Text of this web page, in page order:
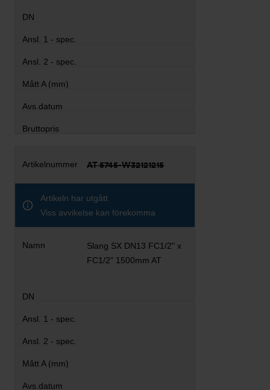
AT 5745-W32121215
Artikeln har utgått
Viss avvikelse kan förekomma
Slang SX DN13 FC1/2" x
FC1/2" 1500mm AT